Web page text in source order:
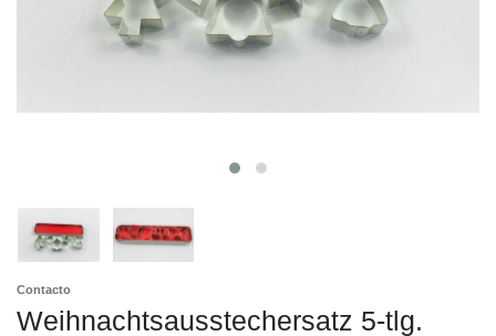
Contacto
Weihnachtsausstechersatz 5-tlg.